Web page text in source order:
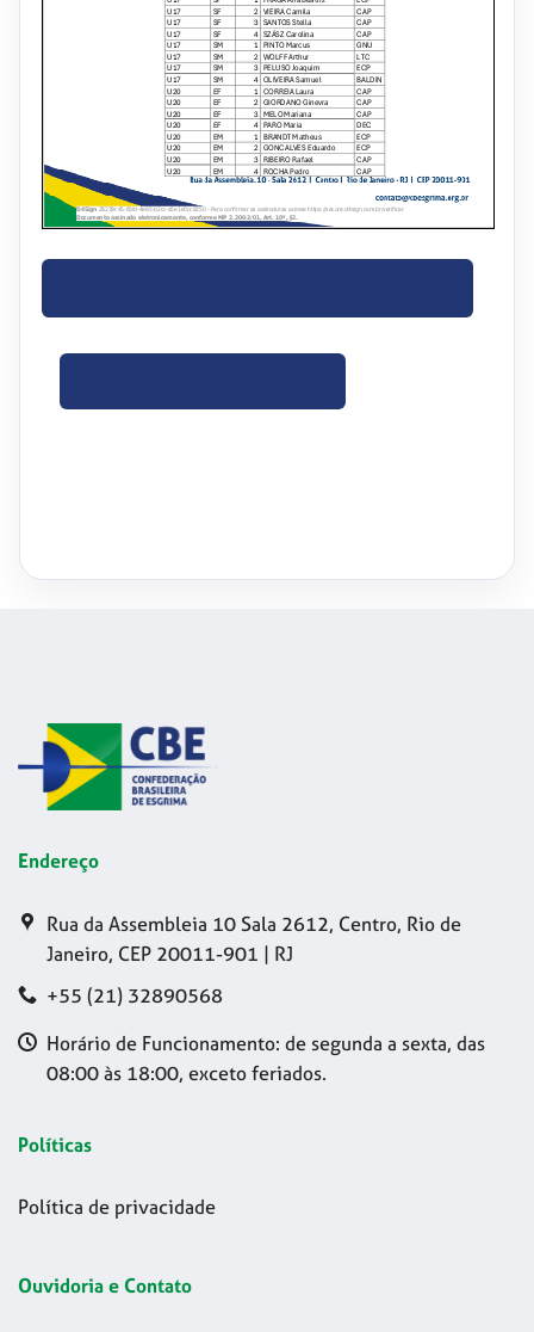
Endereço
Rua da Assembleia 10 Sala 2612, Centro, Rio de
Janeiro, CEP 20011-901 | RJ
+55 (21) 32890568
Horário de Funcionamento: de segunda a sexta, das
08:00 às 18:00, exceto feriados.
Políticas
Política de privacidade
Ouvidoria e Contato